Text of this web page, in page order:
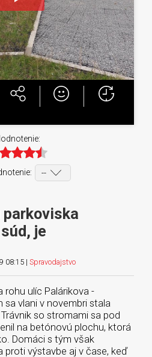
Play
Video
parkoviska
je
08:15 | Spravodajstvo
rohu ulíc Palárikova -
sa vlani v novembri stala
so stromami sa pod
na betónovú plochu, ktorá
Domáci s tým však
proti výstavbe aj v čase, keď